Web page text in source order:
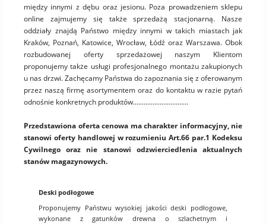
między innymi z dębu oraz jesionu. Poza prowadzeniem sklepu
online zajmujemy się także sprzedażą stacjonarną. Nasze
oddziały znajdą Państwo między innymi w takich miastach jak
Kraków, Poznań, Katowice, Wrocław, Łódź oraz Warszawa. Obok
rozbudowanej oferty sprzedażowej naszym Klientom
proponujemy także usługi profesjonalnego montażu zakupionych
u nas drzwi. Zachęcamy Państwa do zapoznania się z oferowanym
przez naszą firmę asortymentem oraz do kontaktu w razie pytań
odnośnie konkretnych produktów...............................
Przedstawiona oferta cenowa ma charakter informacyjny, nie
stanowi oferty handlowej w rozumieniu Art.66 par.1 Kodeksu
Cywilnego oraz nie stanowi odzwierciedlenia aktualnych
stanów magazynowych.
Deski podłogowe
Proponujemy Państwu wysokiej jakości deski podłogowe,
wykonane z gatunków drewna o szlachetnym i